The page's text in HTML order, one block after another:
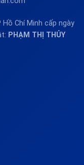
Chí Minh cấp ngày
PHẠM THỊ THỦY